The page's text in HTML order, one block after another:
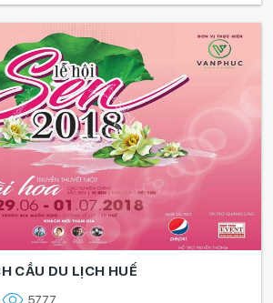
CẦU DU LỊCH HUẾ
5777